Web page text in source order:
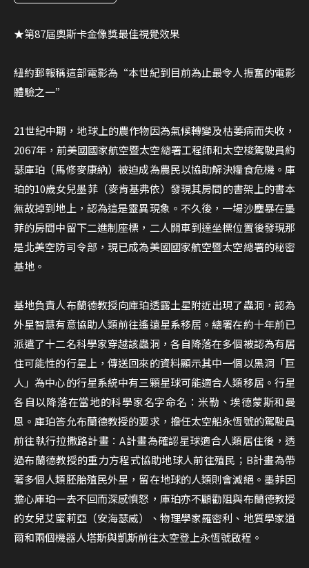
★第87屆奧斯卡金像獎最佳視覺效果
紐約郵報稱這部電影為“本世紀到目前為止最令人振奮的電影
體驗之一”
21世紀中期，地球上的農作物因為氣候轉變及枯萎病而失收，
2067年，前美國國家航空暨太空總署工程師和太空梭駕駛員約
瑟庫珀（馬修麥康納）被迫成為農民以協助解決糧食危機。庫
珀的10歲女兒墨菲（麥肯基弗依）發現其房間的書架上的書本
無故掉到地上，認為這是靈異現象。不久後，一場沙塵暴在墨
菲的房間中留下二進制座標，二人開車到達坐標位置後發現那
是北美空防司令部，現已成為美國國家航空暨太空總署的秘密
基地。
基地負責人布蘭德教授向庫珀透露土星附近出現了蟲洞，認為
外星智慧有意協助人類前往遙遠星系移居。總署在約十年前已
派遣了十二名科學家穿越該蟲洞，各自降落在多個被認為有居
住可能性的行星上，傳送回來的資料顯示其中一個以黑洞「巨
人」為中心的行星系統中有三顆星球可能適合人類移居。行星
各自以降落在當地的科學家名字命名：米勒、埃德蒙斯和曼
恩。庫珀答允布蘭德教授的要求，擔任太空船永恆號的駕駛員
前往執行拉撒路計畫：A計畫為確認星球適合人類居住後，透
過布蘭德教授的重力方程式協助地球人前往殖民；B計畫為帶
著多個人類胚胎殖民外星，留在地球的人類則會滅絕。墨菲因
擔心庫珀一去不回而深感憤怒，庫珀亦不顧勸阻與布蘭德教授
的女兒艾蜜莉亞（安海瑟威）、物理學家羅密利、地質學家道
爾和兩個機器人塔斯與凱斯前往太空登上永恆號啟程。